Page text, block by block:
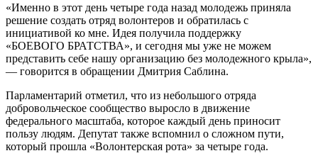
«Именно в этот день четыре года назад молодежь приняла
решение создать отряд волонтеров и обратилась с
инициативой ко мне. Идея получила поддержку
«БОЕВОГО БРАТСТВА», и сегодня мы уже не можем
представить себе нашу организацию без молодежного крыла»,
— говорится в обращении Дмитрия Саблина.
Парламентарий отметил, что из небольшого отряда
добровольческое сообщество выросло в движение
федерального масштаба, которое каждый день приносит
пользу людям. Депутат также вспомнил о сложном пути,
который прошла «Волонтерская рота» за четыре года.